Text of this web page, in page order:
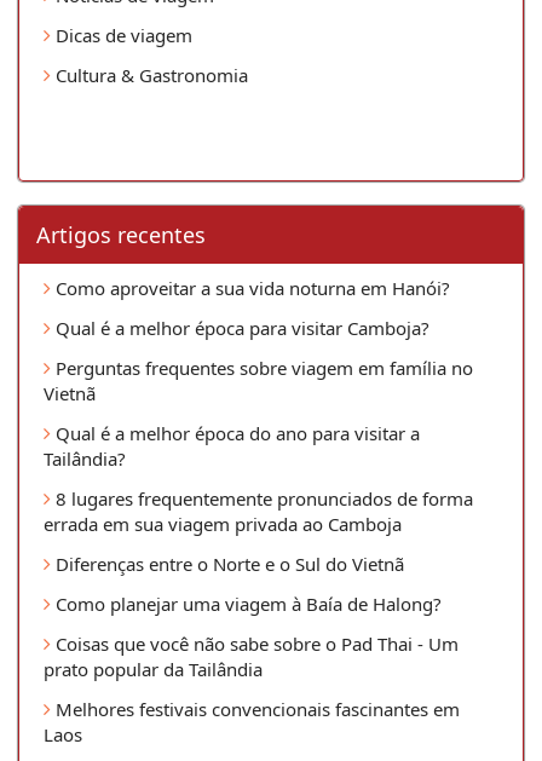
Dicas de viagem
Cultura & Gastronomia
Artigos recentes
Como aproveitar a sua vida noturna em Hanói?
Qual é a melhor época para visitar Camboja?
Perguntas frequentes sobre viagem em família no
Vietnã
Qual é a melhor época do ano para visitar a
Tailândia?
8 lugares frequentemente pronunciados de forma
errada em sua viagem privada ao Camboja
Diferenças entre o Norte e o Sul do Vietnã
Como planejar uma viagem à Baía de Halong?
Coisas que você não sabe sobre o Pad Thai - Um
prato popular da Tailândia
Melhores festivais convencionais fascinantes em
Laos